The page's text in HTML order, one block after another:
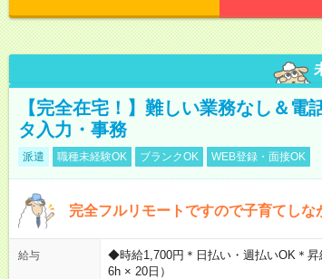
【完全在宅！】難しい業務なし＆
タ入力・事務
派遣 職種未経験OK ブランクOK WEB登録・面接OK
完全フルリモートですので子育てしな
給与
◆時給1,700円＊日払い・週払いOK＊
6h × 20日）